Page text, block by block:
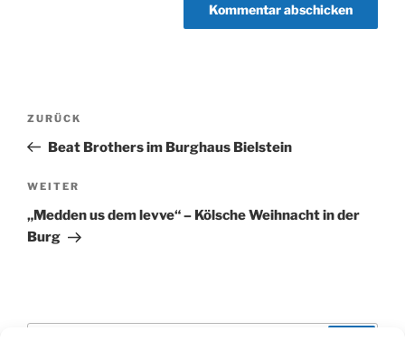
Beitragsnavigation
Vorheriger
Beitrag
ZURÜCK
Beat Brothers im Burghaus Bielstein
Nächster
Beitrag
WEITER
„Medden us dem levve“ – Kölsche Weihnacht in der
Burg
Suchen